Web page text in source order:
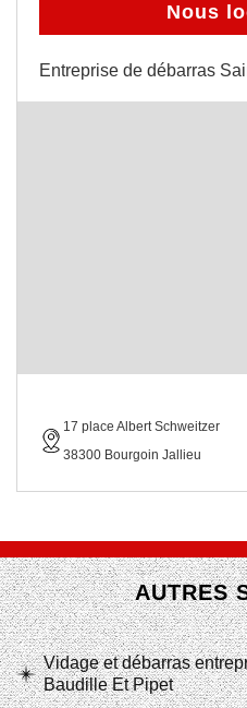
Nous
Entreprise de débarras
17 place Albert Schweitzer
38300 Bourgoin Jallieu
AUTRES
Vidage et débarras
Baudille Et Pipet